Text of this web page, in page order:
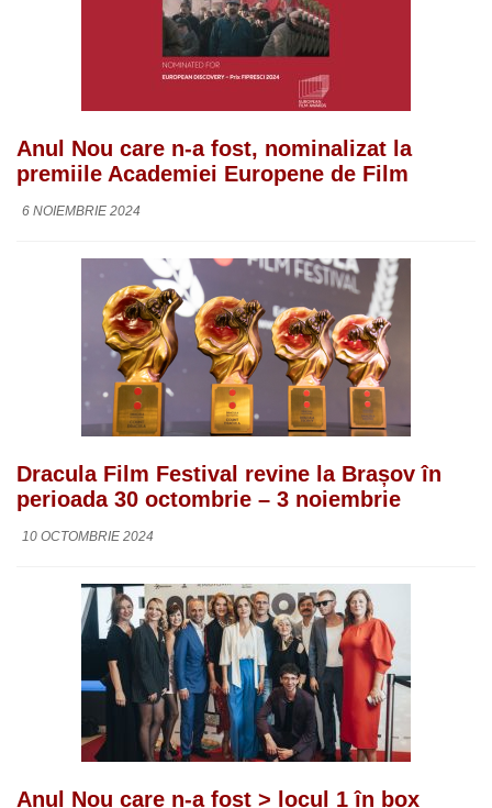
Anul Nou care n-a fost, nominalizat la
premiile Academiei Europene de Film
6 NOIEMBRIE 2024
Dracula Film Festival revine la Brașov în
perioada 30 octombrie – 3 noiembrie
10 OCTOMBRIE 2024
Anul Nou care n-a fost > locul 1 în box